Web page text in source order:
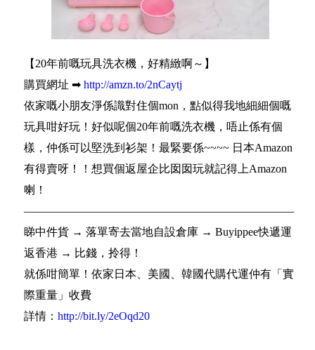
【20年前嘅玩具洗衣機，好精緻啊～】
購買網址 ➡ http://amzn.to/2nCaytj
依家嘅小朋友淨係識對住個mon，點似得我地細細個嘅
玩具咁好玩！好似呢個20年前嘅洗衣機，唔止係有個
樣，仲係可以堅洗到衫架！最緊要係~~~~ 日本Amazon
有得賣呀！！想買個返屋企比囡囡玩就記得上Amazon
喇！
————————————————————————
睇中件貨 → 落單寄去當地自設倉庫 → Buyippee快遞運
返香港 → 比錢，拎得！
就係咁簡單！依家日本、美國、韓國代購代運仲有「實
際重量」收費
詳情： http://bit.ly/2eOqd20